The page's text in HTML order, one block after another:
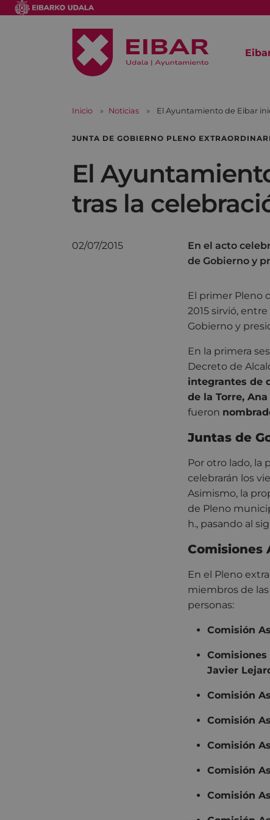
Inicio Noticias El Ayuntamiento de Eibar
JUNTA DE GOBIERNO PLENO
El
tras la
02/07/2015
En el acto
de Gobierno y
El primer Pleno
2015 sirvió,
Gobierno y
En la primera
Decreto de
integrantes de
de la Torre,
fueron
Juntas de
Por otro lado, la
celebrarán los
Asimismo, la
de Pleno
h., pasando al
Comisiones
En el Pleno
miembros de
personas:
Comisión
Comisiones
Javier
Comisión
Comisión
Comisión
Comisión
Comisión